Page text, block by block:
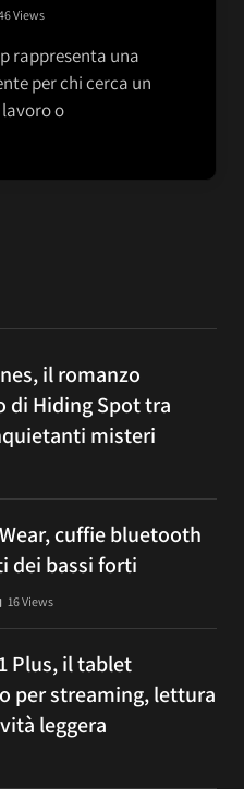
Views
rappresenta una
per chi cerca un
o
il romanzo
di Hiding Spot tra
misteri
cuffie bluetooth
dei bassi forti
16Views
Plus, il tablet
per streaming, lettura
leggera